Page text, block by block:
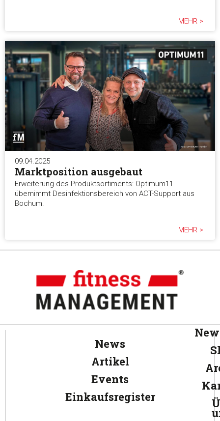
MEHR >
09.04.2025
Marktposition ausgebaut
Erweiterung des Produktsortiments: Optimum11
übernimmt Desinfektionsbereich von ACT-Support aus
Bochum.
MEHR >
News
Artikel
Events
Einkaufsregister